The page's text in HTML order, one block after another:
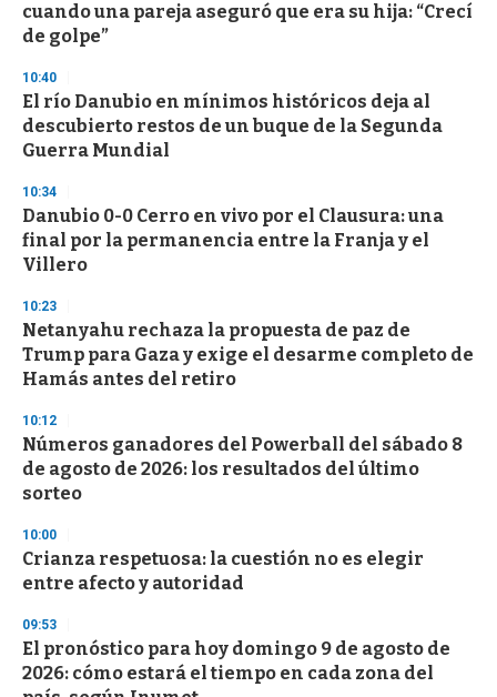
o
n
cuando una pareja aseguró que era su hija: “Crecí
de golpe”
10:40
El río Danubio en mínimos históricos deja al
descubierto restos de un buque de la Segunda
Guerra Mundial
10:34
Danubio 0-0 Cerro en vivo por el Clausura: una
final por la permanencia entre la Franja y el
Villero
10:23
Netanyahu rechaza la propuesta de paz de
Trump para Gaza y exige el desarme completo de
Hamás antes del retiro
10:12
Números ganadores del Powerball del sábado 8
de agosto de 2026: los resultados del último
sorteo
10:00
Crianza respetuosa: la cuestión no es elegir
entre afecto y autoridad
09:53
El pronóstico para hoy domingo 9 de agosto de
2026: cómo estará el tiempo en cada zona del